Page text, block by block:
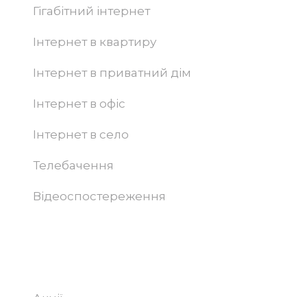
Гігабітний інтернет
Інтернет в квартиру
Інтернет в приватний дім
Інтернет в офіс
Інтернет в село
Телебачення
Відеоспостереження